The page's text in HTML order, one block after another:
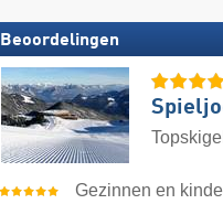
Beoordelingen
Gezinnen en